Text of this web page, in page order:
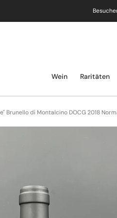
Wein Raritäten
Brunello di Montalcino DOCG 2018